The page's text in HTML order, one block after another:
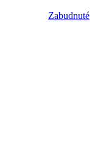
Zabudnuté